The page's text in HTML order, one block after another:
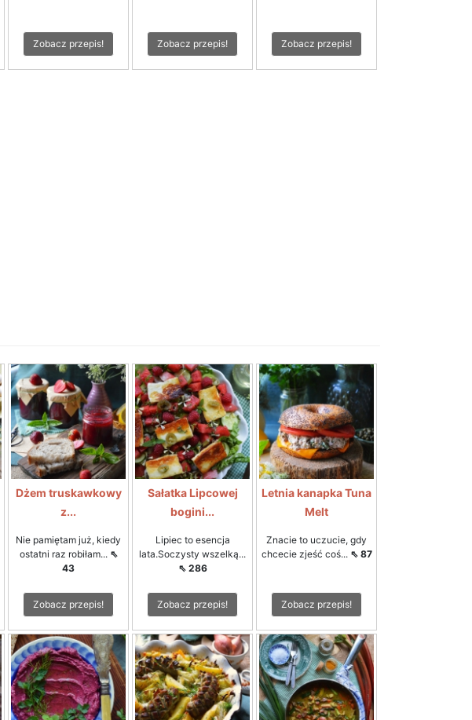
Zobacz przepis! Zobacz przepis! Zobacz przepis!
Dżem truskawkowy
z...
Nie pamiętam już, kiedy
ostatni raz robiłam... ⇖
43
Zobacz przepis!
Sałatka Lipcowej
bogini...
Lipiec to esencja
lata.Soczysty wszelką...
⇖ 286
Zobacz przepis!
Letnia kanapka Tuna
Melt
Znacie to uczucie, gdy
chcecie zjeść coś... ⇖ 87
Zobacz przepis!